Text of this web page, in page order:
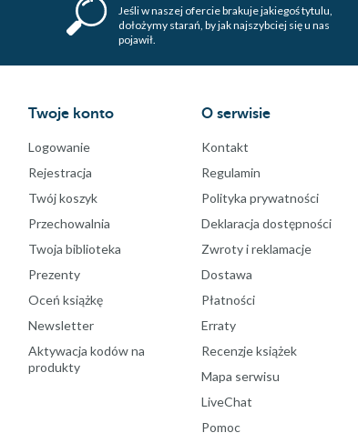
Jeśli w naszej ofercie brakuje jakiegoś tytulu,
dołożymy starań, by jak najszybciej się u nas
pojawił.
Twoje konto
Logowanie
Rejestracja
Twój koszyk
Przechowalnia
Twoja biblioteka
Prezenty
Oceń książkę
Newsletter
Aktywacja kodów na
produkty
O serwisie
Kontakt
Regulamin
Polityka prywatności
Deklaracja dostępności
Zwroty i reklamacje
Dostawa
Płatności
Erraty
Recenzje książek
Mapa serwisu
LiveChat
Pomoc